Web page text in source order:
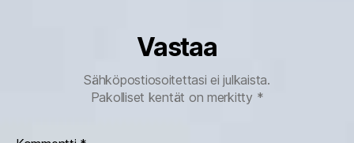
Vastaa
Sähköpostiosoitettasi ei julkaista.
Pakolliset kentät on merkitty *